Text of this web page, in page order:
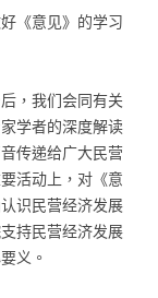
《意见》的学习
，我们会同有关
学者的深度解读
传递给广大民营
活动上，对《意
识民营经济发展
持民营经济发展
义。